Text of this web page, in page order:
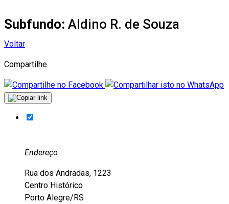
Subfundo: Aldino R. de Souza
Voltar
Compartilhe
Endereço
Rua dos Andradas, 1223
Centro Histórico
Porto Alegre/RS